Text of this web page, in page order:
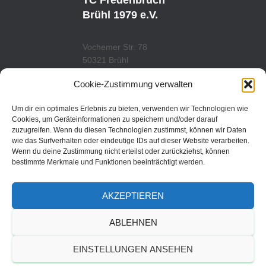
Cookie-Zustimmung verwalten
Um dir ein optimales Erlebnis zu bieten, verwenden wir Technologien wie
Cookies, um Geräteinformationen zu speichern und/oder darauf
zuzugreifen. Wenn du diesen Technologien zustimmst, können wir Daten
wie das Surfverhalten oder eindeutige IDs auf dieser Website verarbeiten.
Wenn du deine Zustimmung nicht erteilst oder zurückziehst, können
bestimmte Merkmale und Funktionen beeinträchtigt werden.
AKZEPTIEREN
ABLEHNEN
EINSTELLUNGEN ANSEHEN
B
E
G
R
A
Brühl 1979 e.V.
Vochemer Str. 78
50321 Brühl
www.tcfredenbruch.de
DATENSCHUTZORDUNG
Brühl 1979 e.V.